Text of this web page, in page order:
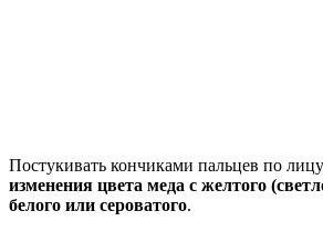
Постукивать кончиками пальцев по
изменения цвета меда с желтого
белого или сероватого.